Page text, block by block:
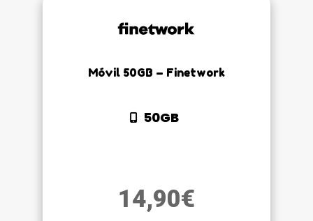
Móvil 50GB – Finetwork
50GB
14,90€